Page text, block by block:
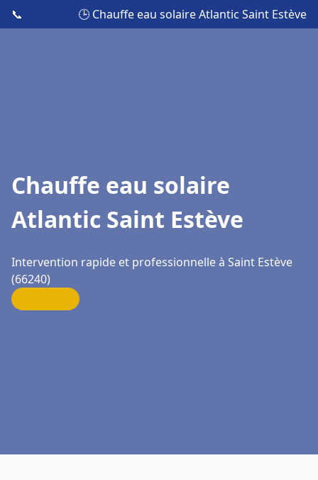
📞 🕒 Chauffe eau solaire Atlantic Saint Estève
Chauffe eau solaire
Atlantic Saint Estève
Intervention rapide et professionnelle à Saint Estève
(66240)